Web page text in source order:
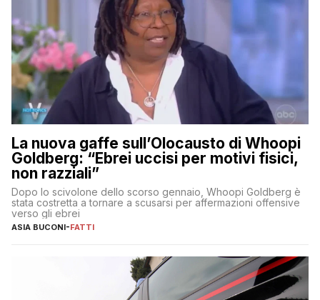
La nuova gaffe sull’Olocausto di Whoopi
Goldberg: “Ebrei uccisi per motivi fisici,
non razziali”
Dopo lo scivolone dello scorso gennaio, Whoopi Goldberg è
stata costretta a tornare a scusarsi per affermazioni offensive
verso gli ebrei
ASIA BUCONI-FATTI